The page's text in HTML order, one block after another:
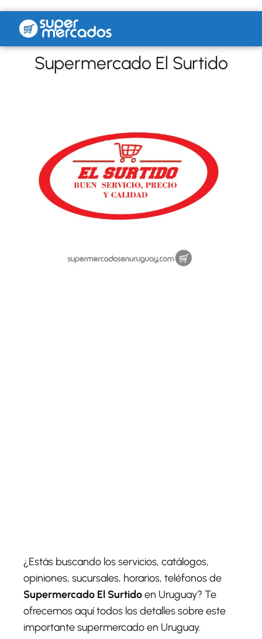
Supermercado El Surtido
¿Estás buscando los servicios, catálogos,
opiniones, sucursales, horarios, teléfonos de
Supermercado El Surtidoen Uruguay? Te
ofrecemos aquí todos los detalles sobre este
importante supermercado en Uruguay.